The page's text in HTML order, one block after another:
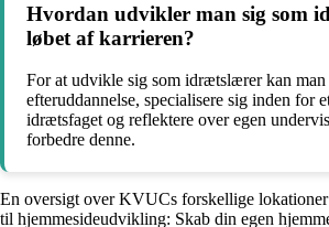
Hvordan udvikler man sig som
løbet af karrieren?
For at udvikle sig som idrætslærer kan man
efteruddannelse, specialisere sig inden for
idrætsfaget og reflektere over egen
forbedre denne.
En oversigt over KVUCs forskellige
til hjemmesideudvikling: Skab din egen